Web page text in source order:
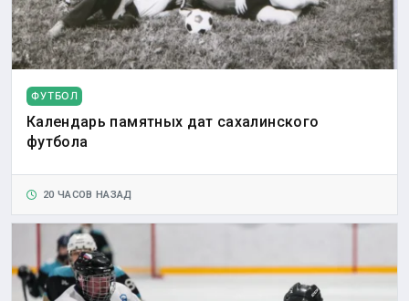
ФУТБОЛ
Календарь памятных дат сахалинского
футбола
20 ЧАСОВ НАЗАД